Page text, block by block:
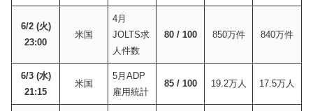
6/2 (火)
23:00
米国
4月
JOLTS求
人件数
80 / 100 850万件 840万件
6/3 (水)
21:15
米国
5月ADP
雇用統計
85 / 100 19.2万人 17.5万人